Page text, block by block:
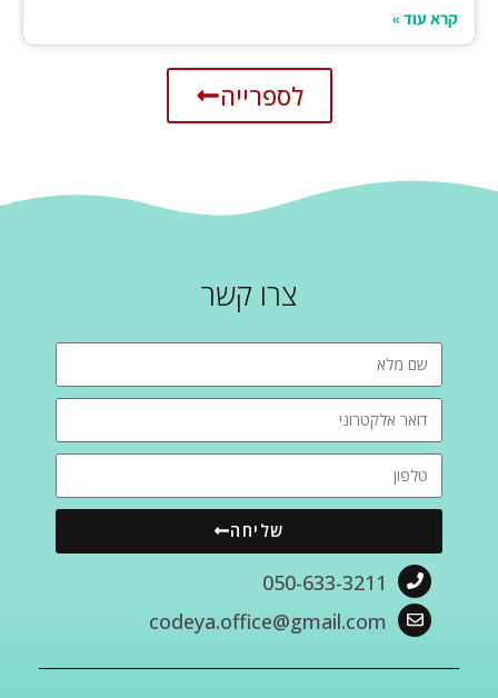
קרא עוד »
לספרייה
צרו קשר
שליחה
050-633-3211
codeya.office@gmail.com